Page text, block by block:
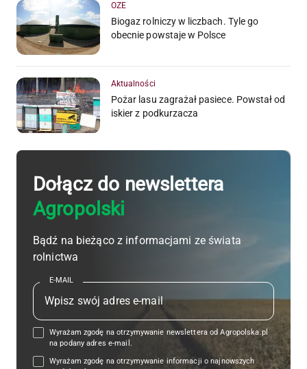
OZE
Biogaz rolniczy w liczbach. Tyle go
obecnie powstaje w Polsce
Aktualności
Pożar lasu zagrażał pasiece. Powstał od
iskier z podkurzacza
Dołącz do newslettera
Agropolski
Bądź na bieżąco z informacjami ze świata
rolnictwa
E-MAIL
Wyrażam zgodę na otrzymywanie newslettera od Agropolska.pl
na podany adres e-mail.
Wyrażam zgodę na otrzymywanie informacji o najnowszych